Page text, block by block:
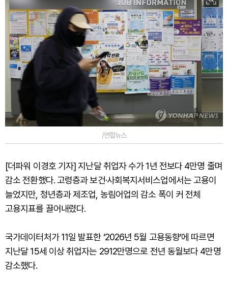
/연합뉴스
[더파워 이경호 기자] 지난달 취업자 수가 1년 전보다 4만명 줄며
감소 전환했다. 고령층과 보건·사회복지서비스업에서는 고용이
늘었지만, 청년층과 제조업, 농림어업의 감소 폭이 커 전체
고용지표를 끌어내렸다.
국가데이터처가 11일 발표한 ‘2026년 5월 고용동향’에 따르면
지난달 15세 이상 취업자는 2912만명으로 전년 동월보다 4만명
감소했다.